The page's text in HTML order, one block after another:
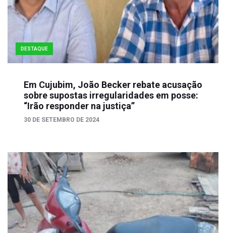
DESTAQUE
Em Cujubim, João Becker rebate acusação
sobre supostas irregularidades em posse:
“Irão responder na justiça”
30 DE SETEMBRO DE 2024